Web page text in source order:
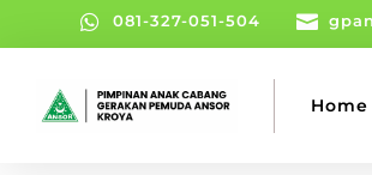
 081-327-051-504 
Home